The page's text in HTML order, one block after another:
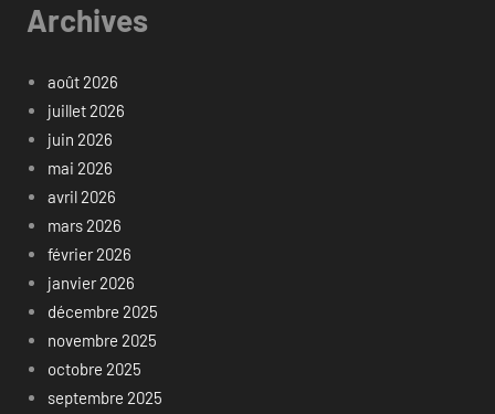
Archives
août 2026
juillet 2026
juin 2026
mai 2026
avril 2026
mars 2026
février 2026
janvier 2026
décembre 2025
novembre 2025
octobre 2025
septembre 2025